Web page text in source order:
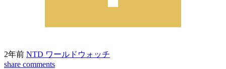
2年前 NTD ワールドウォッチ
share comments